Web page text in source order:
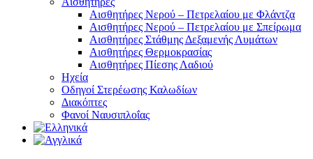
Αισθητήρες Νερού – Πετρελαίου με Φλάντζα
Αισθητήρες Νερού – Πετρελαίου με Σπείρωμα
Αισθητήρες Στάθμης Δεξαμενής Λυμάτων
Αισθητήρες Θερμοκρασίας
Αισθητήρες Πίεσης Λαδιού
Ηχεία
Οδηγοί Στερέωσης Καλωδίων
Διακόπτες
Φανοί Ναυσιπλοΐας